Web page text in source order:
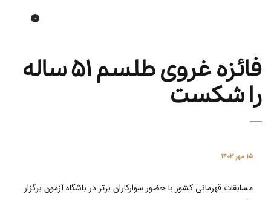
0
فائزه غروی طلسم 51 ساله
را شکست
۱۵ مهر ۱۴۰۳
مسابقات قهرمانی کشور با حضور سوارکاران برتر در باشگاه آزمون برگزار